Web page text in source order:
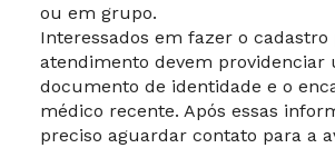
ou em grupo.
Interessados em fazer o cadastro
atendimento devem providenciar
documento de identidade e o
médico recente. Após essas
preciso aguardar contato para a